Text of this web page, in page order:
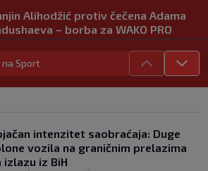
Alihodžić protiv čečena Adama
– borba za WAKO PRO
SPORTOVI
klub potresa kriza: Kultni
u Italiji bit će prazan na
sezone, navijači objavili rat
na Sport
intenzitet saobraćaja: Duge
vozila na graničnim prelazima
izlazu iz BiH